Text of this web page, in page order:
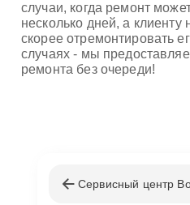
случаи, когда ремонт
несколько дней, а
скорее отремонтировать
случаях - мы
ремонта без очереди!
Сервисный центр